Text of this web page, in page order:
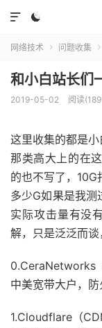


网络技术  问题收集 
和小白站长们
2019-05-02 阅读
这里收集的都是
那类高大上的在
的也不写了，10G
多少G如果是我测
实际攻击量有没
解，只是泛泛而谈
0.CeraNetworks
中美宽带大户，防
1.Cloudflare（